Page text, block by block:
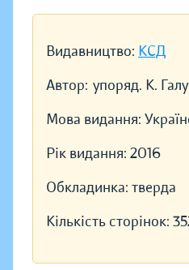
Видавництво: КСД
Автор: упоряд. К.
Мова видання:
Рік видання: 2016
Обкладинка: тверда
Кількість сторінок: